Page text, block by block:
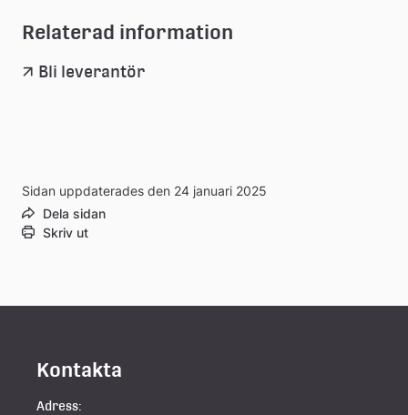
Relaterad information
Bli leverantör
Sidan uppdaterades den 24 januari 2025
Dela sidan
Skriv ut
Kontakta
Adress: